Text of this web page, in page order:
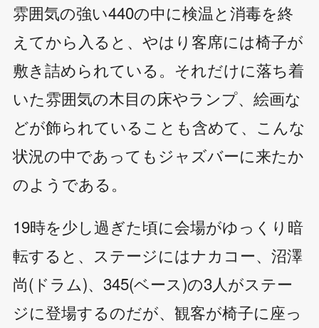
雰囲気の強い440の中に検温と消毒を終
えてから入ると、やはり客席には椅子が
敷き詰められている。それだけに落ち着
いた雰囲気の木目の床やランプ、絵画な
どが飾られていることも含めて、こんな
状況の中であってもジャズバーに来たか
のようである。
19時を少し過ぎた頃に会場がゆっくり暗
転すると、ステージにはナカコー、沼澤
尚(ドラム)、345(ベース)の3人がステー
ジに登場するのだが、観客が椅子に座っ